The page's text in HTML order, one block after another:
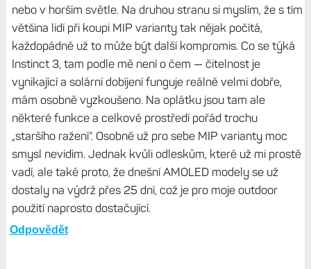
nebo v horším světle. Na druhou stranu si myslím, že s tím
většina lidí při koupi MIP varianty tak nějak počítá,
každopádně už to může být další kompromis. Co se týká
Instinct 3, tam podle mě není o čem — čitelnost je
vynikající a solární dobíjení funguje reálně velmi dobře,
mám osobně vyzkoušeno. Na oplátku jsou tam ale
některé funkce a celkové prostředí pořád trochu
„staršího ražení“. Osobně už pro sebe MIP varianty moc
smysl nevidím. Jednak kvůli odleskům, které už mi prostě
vadí, ale také proto, že dnešní AMOLED modely se už
dostaly na výdrž přes 25 dní, což je pro moje outdoor
použití naprosto dostačující.
Odpovědět